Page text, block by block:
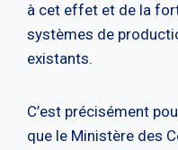
à cet effet et de la
systèmes de
existants.
C’est précisément
que le Ministère des